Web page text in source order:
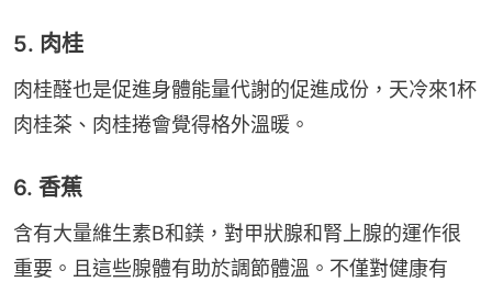
5. 肉桂
肉桂醛也是促進身體能量代謝的促進成份，天冷來1杯
肉桂茶、肉桂捲會覺得格外溫暖。
6. 香蕉
含有大量維生素B和鎂，對甲狀腺和腎上腺的運作很
重要。且這些腺體有助於調節體溫。不僅對健康有